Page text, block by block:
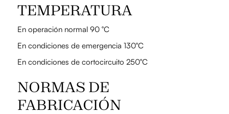
TEMPERATURA
En operación normal 90 °C
En condiciones de emergencia 130°C
En condiciones de cortocircuito 250°C
NORMAS DE
FABRICACIÓN